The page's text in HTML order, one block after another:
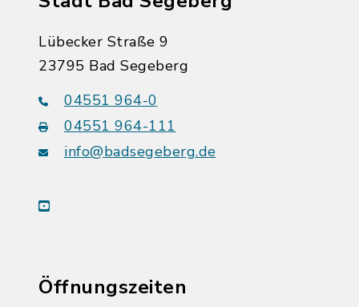
Lübecker Straße 9
23795 Bad Segeberg
04551 964-0
04551 964-111
info@badsegeberg.de
youtube
Öffnungszeiten